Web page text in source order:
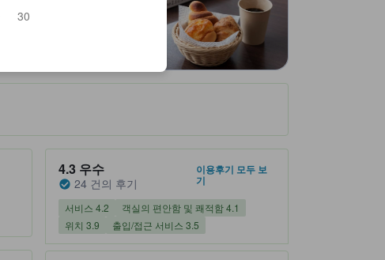
30
4.3 우수
24 건의 후기
이용후기 모두 보
기
서비스 4.2
객실의 편안함 및 쾌적함 4.1
위치 3.9
출입/접근 서비스 3.5